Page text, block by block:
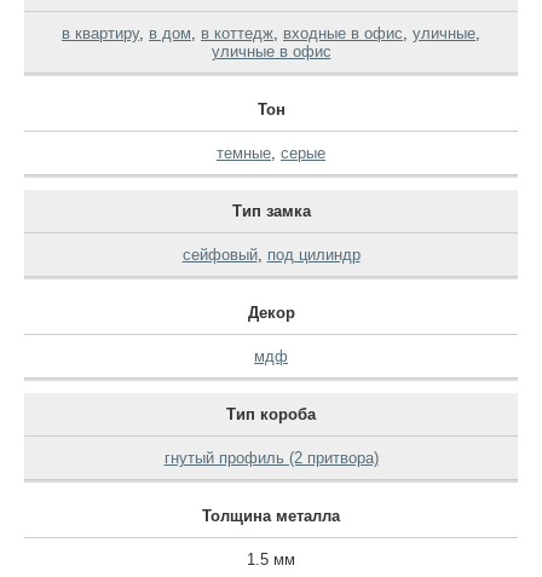
в квартиру, в дом в коттедж входные в офис уличные
уличные в офис
Тон
темные серые
Тип замка
сейфовый, под цилиндр
Декор
мдф
Тип короба
гнутый профиль (2 притвора)
Толщина металла
1.5 мм